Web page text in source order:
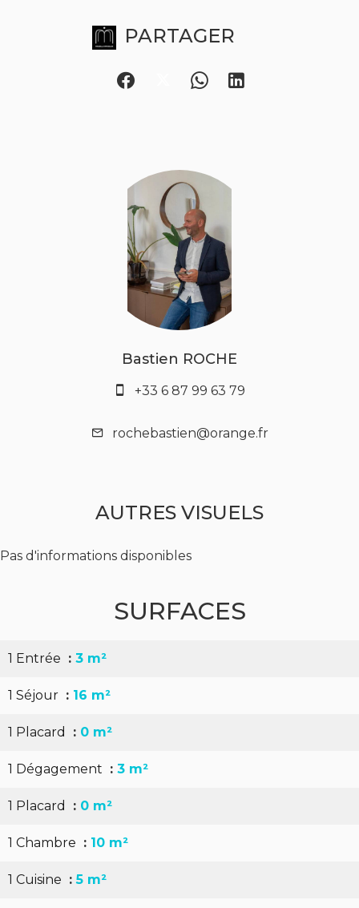
PARTAGER
Bastien ROCHE
+33 6 87 99 63 79
rochebastien@orange.fr
AUTRES VISUELS
Pas d'informations disponibles
SURFACES
1 Entrée 3 m²
1 Séjour 16 m²
1 Placard 0 m²
1 Dégagement 3 m²
1 Placard 0 m²
1 Chambre 10 m²
1 Cuisine 5 m²